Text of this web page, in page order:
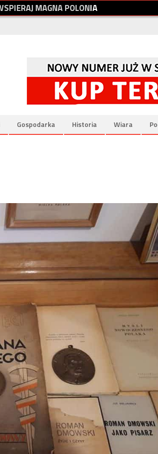
SPIERAJMAGNAPOLONIA
Gospodarka Historia Wiara